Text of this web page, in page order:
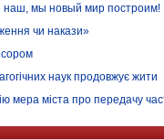
наш, мы новый мир построим!
чи накази»
наук продовжує жити
мера міста про передачу